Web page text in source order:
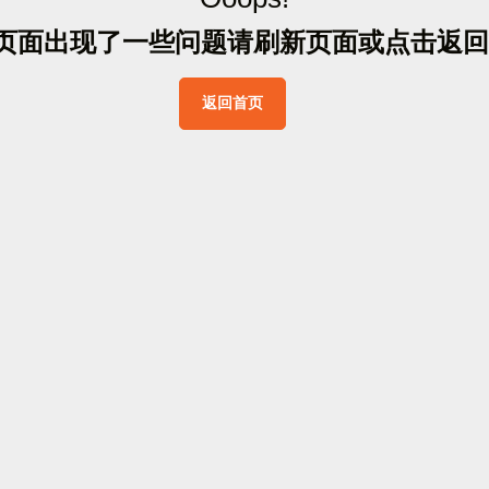
面出现了一些问题请刷新页面或点击返 回
返回首页